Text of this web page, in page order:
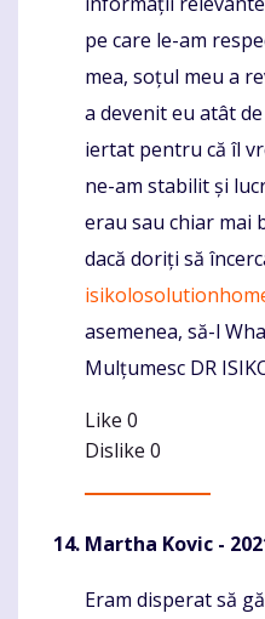
pe care le-am
mea, soțul meu a
a devenit eu atât
iertat pentru că îl
ne-am stabilit și
erau sau chiar mai
dacă doriți să
asemenea, să-l
Mulțumesc DR
Like 0
Dislike 0
Martha Kovic -
Komentaras
Eram disperat să